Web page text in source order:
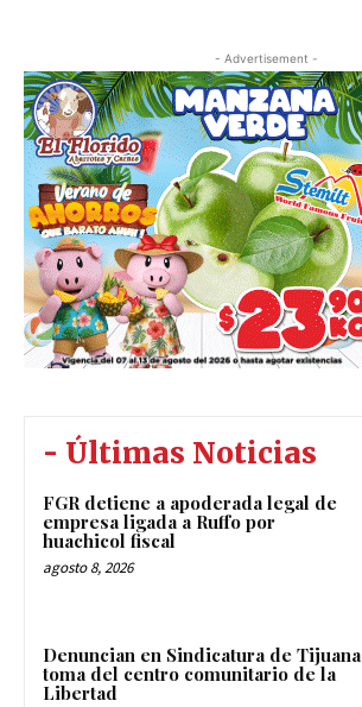
- Advertisement -
- Últimas Noticias
FGR detiene a apoderada legal de
empresa ligada a Ruffo por
huachicol fiscal
agosto 8, 2026
Denuncian en Sindicatura de Tijuana
toma del centro comunitario de la
Libertad